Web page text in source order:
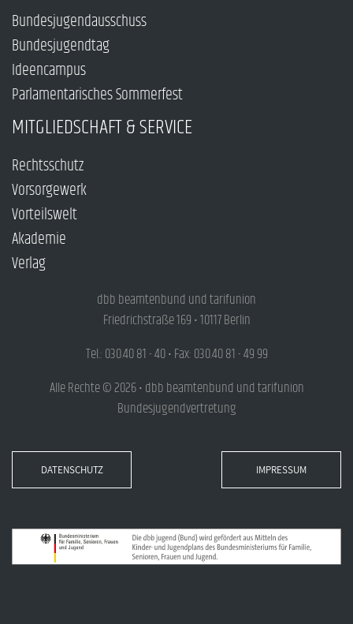
Bundesjugendausschuss
Bundesjugendtag
Ideencampus
Parlamentarisches Sommerfest
MITGLIEDSCHAFT & SERVICE
Rechtsschutz
Vorsorgewerk
Vorteilswelt
Akademie
Verlag
dbb beamtenbund und tarifunion
Friedrichstraße 169 • 10117 Berlin
Tel.: 030.40 81 - 40 • Fax: 030.40 81 - 49 99
Alle Rechte © 2026 • dbb beamtenbund und tarifunion
Bundesjugendvertretung
DATENSCHUTZ IMPRESSUM